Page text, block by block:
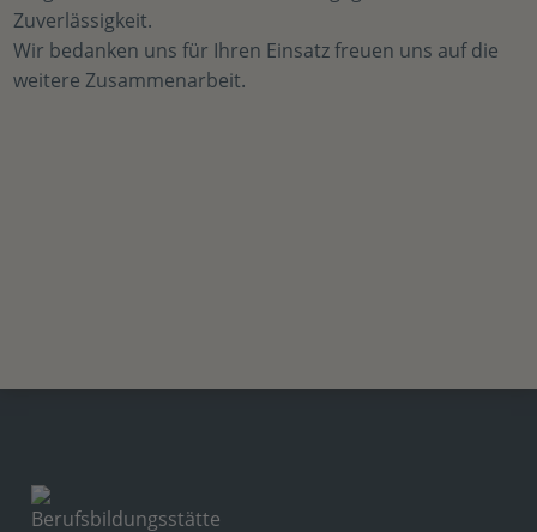
Zuverlässigkeit.
Wir bedanken uns für Ihren Einsatz freuen uns auf die
weitere Zusammenarbeit.